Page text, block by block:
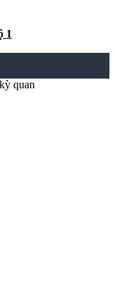
1
quan